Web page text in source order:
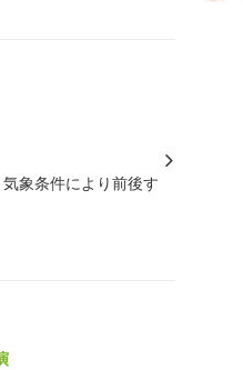
象条件により前後す